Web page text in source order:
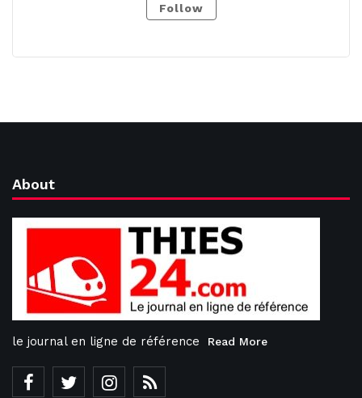
Follow
About
le journal en ligne de référence Read More